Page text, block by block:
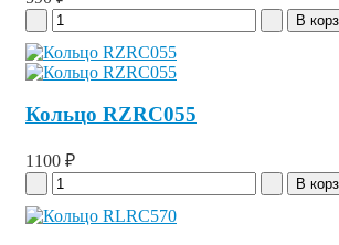
Кольцо RZRC055
1100 ₽